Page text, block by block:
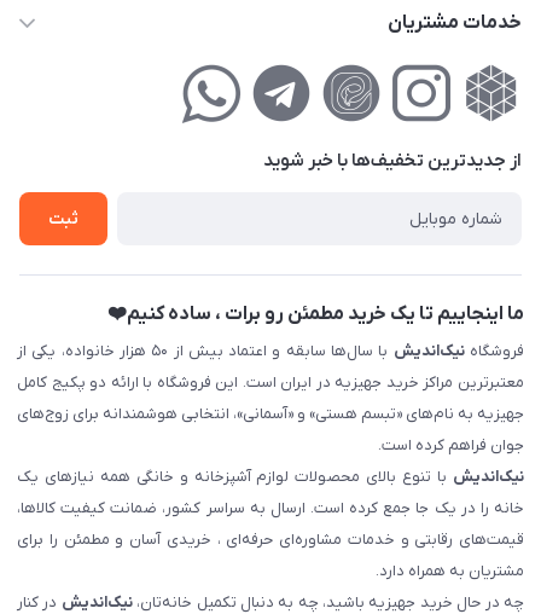
کوچه گلریز 4 غربی ، پلاک 13
حساب کاربری
لیست محصولات
خدمات مشتریان
راهنمای‌خرید‌آنلاین
حریم خصوصی
فروش‌اقساطی
از جدید‌ترین تخفیف‌ها با‌ خبر شوید
ثبت
ما اینجاییم تا یک خرید مطمئن رو برات ، ساده کنیم❤️
فروشگاهنیک‌اندیش
با سال‌ها سابقه و اعتماد بیش از ۵۰ هزار خانواده، یکی از
معتبرترین مراکز خرید جهیزیه در ایران است. این فروشگاه با ارائه دو پکیج کامل
جهیزیه به نام‌های «تبسم هستی» و «آسمانی»، انتخابی هوشمندانه برای زوج‌های
جوان فراهم کرده است.
نیک‌اندیش با تنوع بالای محصولات لوازم آشپزخانه و خانگی همه نیازهای یک
خانه را در یک جا جمع کرده است. ارسال به سراسر کشور، ضمانت کیفیت کالاها،
قیمت‌های رقابتی و خدمات مشاوره‌ای حرفه‌ای ، خریدی آسان و مطمئن را برای
مشتریان به همراه دارد.
چه در حال خرید جهیزیه باشید، چه به دنبال تکمیل خانه‌تان،نیک‌اندیش در کنار